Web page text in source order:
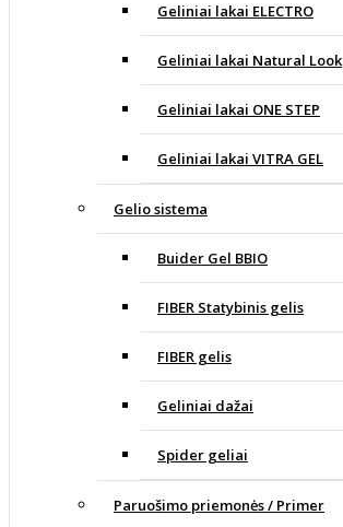
Geliniai lakai ELECTRO
Geliniai lakai Natural Look
Geliniai lakai ONE STEP
Geliniai lakai VITRA GEL
Gelio sistema
Buider Gel BBIO
FIBER Statybinis gelis
FIBER gelis
Geliniai dažai
Spider geliai
Paruošimo priemonės / Primer